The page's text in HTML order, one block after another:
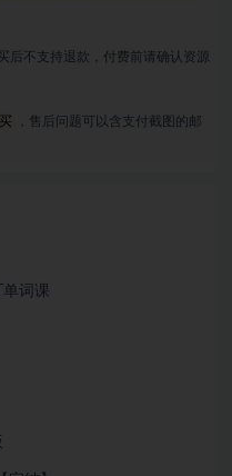
后不支持退款，付费前请确认资源
，售后问题可以含支付截图的邮
词课